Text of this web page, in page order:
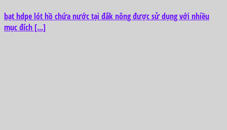
bạt hdpe lót hồ chứa nước tại đắk nông được sử dụng với nhiều
mục đích [...]